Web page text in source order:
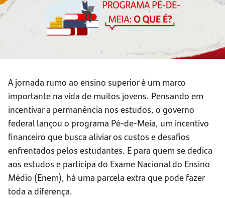
A jornada rumo ao ensino superior é um marco
importante na vida de muitos jovens. Pensando em
incentivar a permanência nos estudos, o governo
federal lançou o programa Pé-de-Meia, um incentivo
financeiro que busca aliviar os custos e desafios
enfrentados pelos estudantes. E para quem se dedica
aos estudos e participa do Exame Nacional do Ensino
Médio (Enem), há uma parcela extra que pode fazer
toda a diferença.